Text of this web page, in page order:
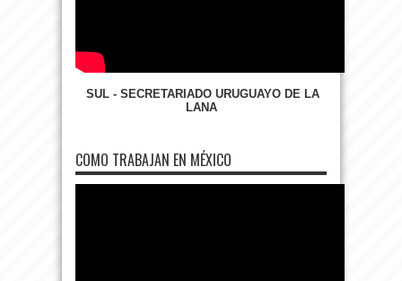
SUL - SECRETARIADO URUGUAYO DE LA
LANA
COMO TRABAJAN EN MÉXICO